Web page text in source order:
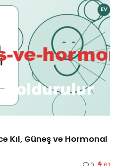
Kıl, Güneş ve Hormonal